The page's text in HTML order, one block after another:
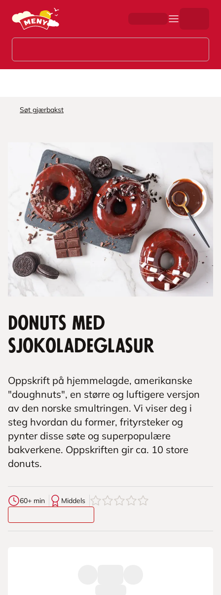
Hopp til hovedinnhold
Søt gjærbakst
Donuts med
sjokoladeglasur
Oppskrift på hjemmelagde, amerikanske
"doughnuts", en større og luftigere versjon
av den norske smultringen. Vi viser deg i
steg hvordan du former, frityrsteker og
pynter disse søte og superpopulære
bakverkene. Oppskriften gir ca. 10 store
donuts.
60+ min Middels 0av5stjerner